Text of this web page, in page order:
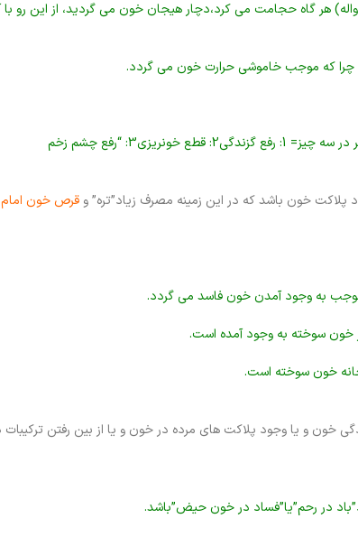
هر گاه حجامت می کرد،دچار هیجان خون می گردید، از این رو
چرا که موجب خاموشی حرارت خون می گردد.
خونریزی3: “رفع چشم زخم
خون باشد که در این زمینه مصرف زیاد”تره” و قرص خون امام
موجب به وجود آمدن خون فاسد می گردد.
خون سوخته به وجود آمده است.
خون سوخته است.
خون و یا وجود پلاکت های مرده در خون و یا از بین رفتن
در رحم”یا”فساد در خون حیض”باشد.